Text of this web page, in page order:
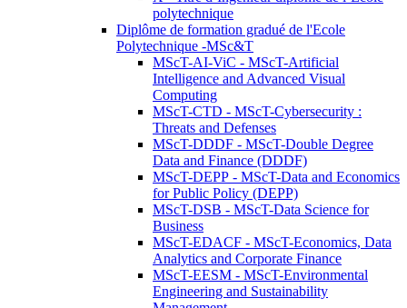
polytechnique
Diplôme de formation gradué de l'Ecole
Polytechnique -MSc&T
MScT-AI-ViC - MScT-Artificial
Intelligence and Advanced Visual
Computing
MScT-CTD - MScT-Cybersecurity :
Threats and Defenses
MScT-DDDF - MScT-Double Degree
Data and Finance (DDDF)
MScT-DEPP - MScT-Data and Economics
for Public Policy (DEPP)
MScT-DSB - MScT-Data Science for
Business
MScT-EDACF - MScT-Economics, Data
Analytics and Corporate Finance
MScT-EESM - MScT-Environmental
Engineering and Sustainability